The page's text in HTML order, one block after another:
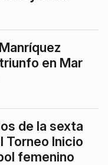
en Mar
de la sexta
Torneo Inicio
femenino